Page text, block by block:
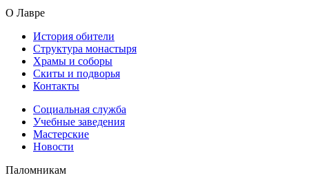
О Лавре
История обители
Структура монастыря
Храмы и соборы
Скиты и подворья
Контакты
Социальная служба
Учебные заведения
Мастерские
Новости
Паломникам